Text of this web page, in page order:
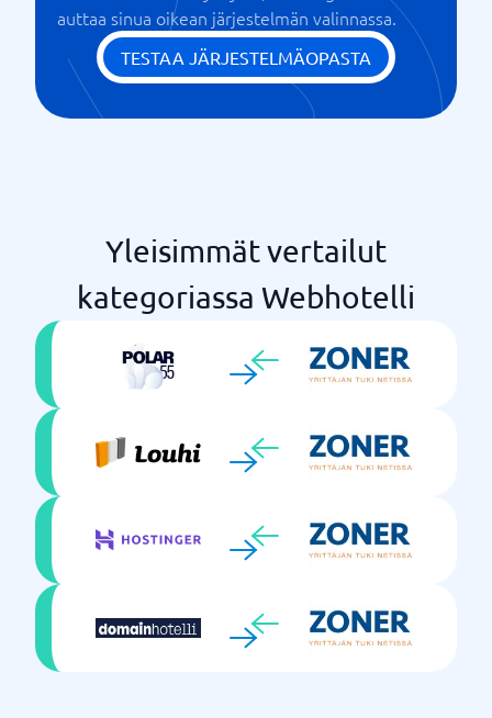
auttaa sinua oikean järjestelmän valinnassa.
TESTAA JÄRJESTELMÄOPASTA
Yleisimmät vertailut
kategoriassa Webhotelli